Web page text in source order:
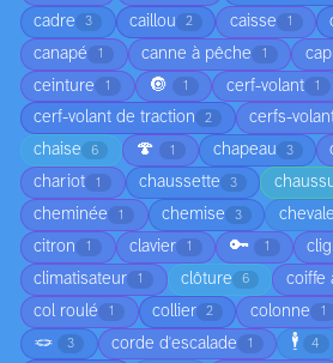
cadre 3 caillou 2 caisse 1
canapé 1 canne à pêche 1
ceinture 1 🔘 1 cerf-volant 1
cerf-volant de traction 2 cerfs-
chaise 6 🍄 1 chapeau 3
chariot 1 chaussette 3
cheminée 1 chemise 3
citron 1 clavier 1 🔑 1
climatisateur 1 clôture 6 coiffe
col roulé 1 collier 2 colonne 1
🪢 3 corde d'escalade 1 🕴️ 4